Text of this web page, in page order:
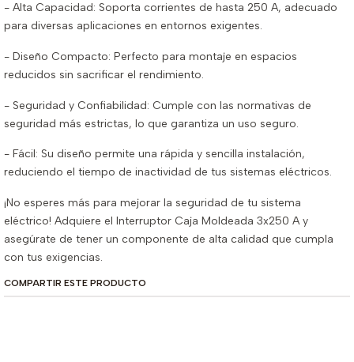
- Alta Capacidad: Soporta corrientes de hasta 250 A, adecuado
para diversas aplicaciones en entornos exigentes.
- Diseño Compacto: Perfecto para montaje en espacios
reducidos sin sacrificar el rendimiento.
- Seguridad y Confiabilidad: Cumple con las normativas de
seguridad más estrictas, lo que garantiza un uso seguro.
- Fácil: Su diseño permite una rápida y sencilla instalación,
reduciendo el tiempo de inactividad de tus sistemas eléctricos.
¡No esperes más para mejorar la seguridad de tu sistema
eléctrico! Adquiere el Interruptor Caja Moldeada 3x250 A y
asegúrate de tener un componente de alta calidad que cumpla
con tus exigencias.
COMPARTIR ESTE PRODUCTO